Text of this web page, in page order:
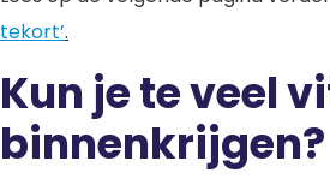
tekort’.
Kun je te veel
binnenkrijgen?